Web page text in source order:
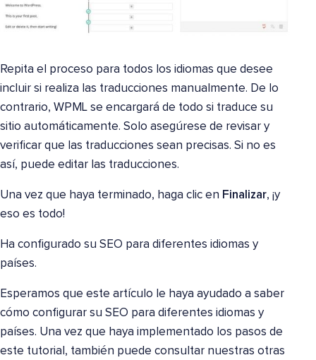
Repita el proceso para todos los idiomas que desee
incluir si realiza las traducciones manualmente. De lo
contrario, WPML se encargará de todo si traduce su
sitio automáticamente. Solo asegúrese de revisar y
verificar que las traducciones sean precisas. Si no es
así, puede editar las traducciones.
Una vez que haya terminado, haga clic en Finalizar, ¡y
eso es todo!
Ha configurado su SEO para diferentes idiomas y
países.
Esperamos que este artículo le haya ayudado a saber
cómo configurar su SEO para diferentes idiomas y
países. Una vez que haya implementado los pasos de
este tutorial, también puede consultar nuestras otras